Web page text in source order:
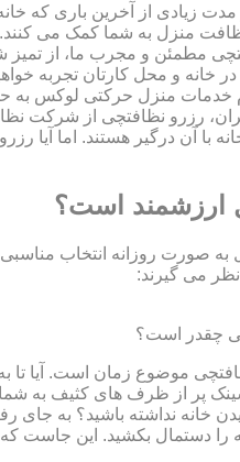
زیادی از آخرین باری که خانه
منزل به شما کمک می
مطمئن و مجرب ما، از
خانه و محل کارتان تجربه
خدمات منزل حرکتی لوکس
رزرو نظافتچی از شرکت
با آن درگیر هستند. اما آیا
ارزشمند است؟
به صورت روزانه انتخاب
نظر می گیرند:
چقدر است؟
موضوع زمان است. آیا تا
پر از ظرف های کثیف به شما
نداشته باشید؟ به جای
را دستمال بکشید. این